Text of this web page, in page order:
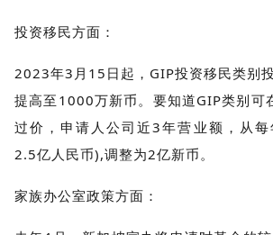
投资移民方面：
2023年3月15日起，GIP投资移民类别
提高至1000万新币。要知道GIP类别可
过价，申请人公司近3年营业额，从
2.5亿人民币),调整为2亿新币。
家族办公室政策方面：